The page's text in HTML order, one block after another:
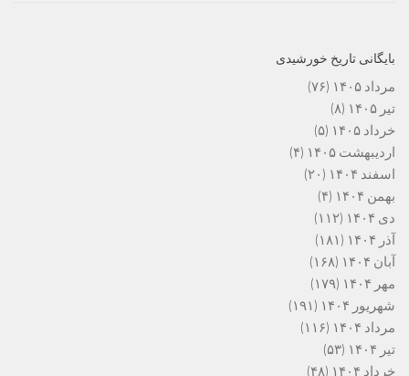
بایگانی تاریخ خورشیدی
مرداد ۱۴۰۵
(۷۶)
تیر ۱۴۰۵
(۸)
خرداد ۱۴۰۵
(۵)
اردیبهشت ۱۴۰۵
(۴)
اسفند ۱۴۰۴
(۲۰)
بهمن ۱۴۰۴
(۴)
دی ۱۴۰۴
(۱۱۲)
آذر ۱۴۰۴
(۱۸۱)
آبان ۱۴۰۴
(۱۶۸)
مهر ۱۴۰۴
(۱۷۹)
شهریور ۱۴۰۴
(۱۹۱)
مرداد ۱۴۰۴
(۱۱۶)
تیر ۱۴۰۴
(۵۳)
خرداد ۱۴۰۴
(۴۸)